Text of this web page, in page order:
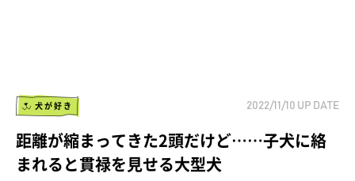
犬が好き 2022/11/10 UP DATE
距離が縮まってきた2頭だけど……子犬に絡
まれると貫禄を見せる大型犬